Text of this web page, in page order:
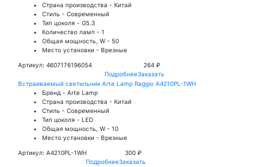
Страна производства - Китай
Стиль - Современный
Тип цоколя - G5.3
Количество ламп - 1
Общая мощность, W - 50
Место установки - Врезные
Артикул: 4607176196054
264 ₽
ПодробнееЗаказать
Встраиваемый светильник Arte Lamp Raggio A4210PL-1WH
Бренд - Arte Lamp
Страна производства - Китай
Стиль - Современный
Тип цоколя - LED
Общая мощность, W - 10
Место установки - Врезные
Артикул: A4210PL-1WH
300 ₽
ПодробнееЗаказать